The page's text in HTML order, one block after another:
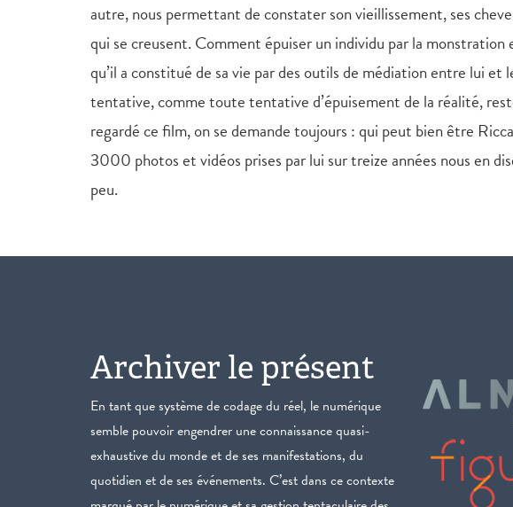
autre, nous permettant de constater son vieillissement, ses
qui se creusent. Comment épuiser un individu par la monstration
qu’il a constitué de sa vie par des outils de médiation entre lui et
tentative, comme toute tentative d’épuisement de la réalité,
regardé ce film, on se demande toujours : qui peut bien être
3000 photos et vidéos prises par lui sur treize années nous en
peu.
Archiver le présent
En tant que système de codage du réel, le numérique
semble pouvoir engendrer une connaissance quasi-
exhaustive du monde et de ses manifestations, du
quotidien et de ses événements. C’est dans ce contexte